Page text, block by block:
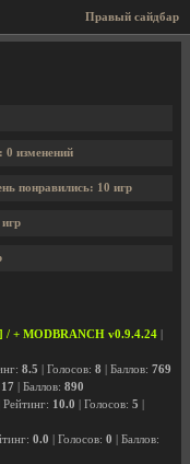
Правый сайдбар
0 изменений
понравились: 10 игр
/ + MODBRANCH v0.9.4.24
8.5 | Голосов: 8 | Баллов: 769
17 | Баллов: 890
| Рейтинг: 10.0 | Голосов: 5
0.0 | Голосов: 0 | Баллов: